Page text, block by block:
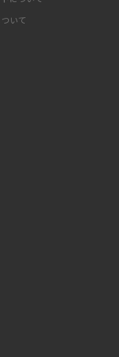
する方の特徴や選び方を
ない時の対処法を紹介
規格の種類も解説
を初心者向けにわかり
いて